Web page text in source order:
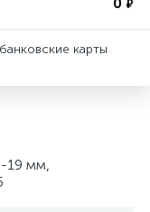
₽
карты
19 мм,